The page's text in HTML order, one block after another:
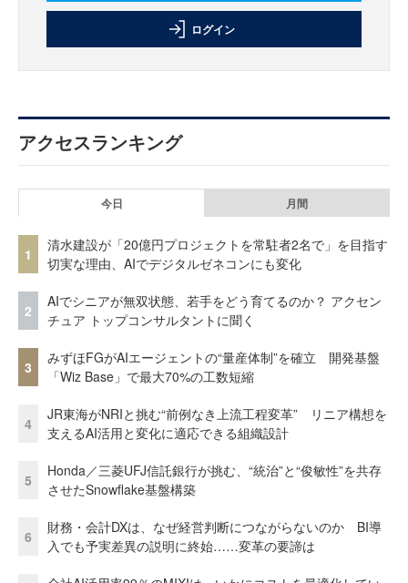
ログイン
アクセスランキング
今日 月間
1
清水建設が「20億円プロジェクトを常駐者2名で」を目指す
切実な理由、AIでデジタルゼネコンにも変化
2
AIでシニアが無双状態、若手をどう育てるのか？ アクセン
チュア トップコンサルタントに聞く
3
みずほFGがAIエージェントの“量産体制”を確立 開発基盤
「Wiz Base」で最大70%の工数短縮
4
JR東海がNRIと挑む“前例なき上流工程変革” リニア構想を
支えるAI活用と変化に適応できる組織設計
5
Honda／三菱UFJ信託銀行が挑む、“統治”と“俊敏性”を共存
させたSnowflake基盤構築
6
財務・会計DXは、なぜ経営判断につながらないのか BI導
入でも予実差異の説明に終始……変革の要諦は